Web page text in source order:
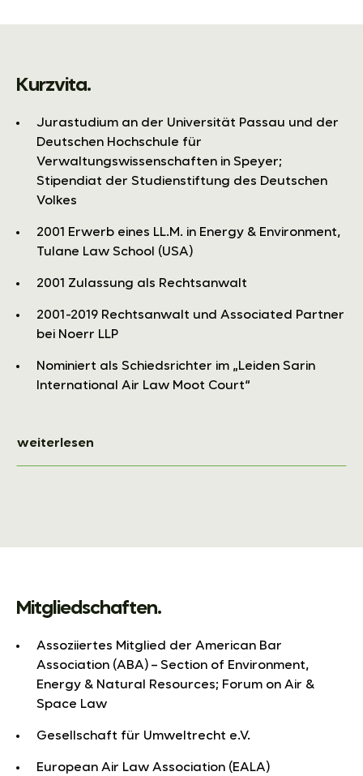
Kurzvita.
Jurastudium an der Universität Passau und der
Deutschen Hochschule für
Verwaltungswissenschaften in Speyer;
Stipendiat der Studienstiftung des Deutschen
Volkes
2001 Erwerb eines LL.M. in Energy & Environment,
Tulane Law School (USA)
2001 Zulassung als Rechtsanwalt
2001-2019 Rechtsanwalt und Associated Partner
bei Noerr LLP
Nominiert als Schiedsrichter im „Leiden Sarin
International Air Law Moot Court“
weiterlesen
Mitgliedschaften.
Assoziiertes Mitglied der American Bar
Association (ABA) – Section of Environment,
Energy & Natural Resources; Forum on Air &
Space Law
Gesellschaft für Umweltrecht e.V.
European Air Law Association (EALA)